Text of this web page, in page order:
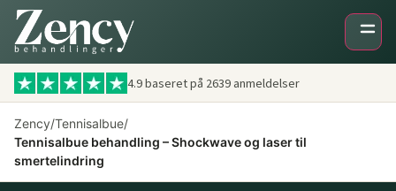
4.9 baseret på 2639 anmeldelser
Zency/Tennisalbue/
Tennisalbue behandling – Shockwave og laser til
smertelindring